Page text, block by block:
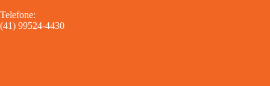
Telefone:
(41) 99524-4430